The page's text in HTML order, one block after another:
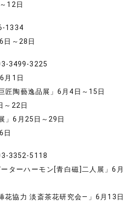
12日
1334
日～28日
3499-3225
月1日
匠陶藝逸品展」6月4日～15日
～22日
」6月25日～29日
日
3352-5118
ターハーモン[青白磁]二人展」6月
花協力 淡斎茶花研究会―」6月13日